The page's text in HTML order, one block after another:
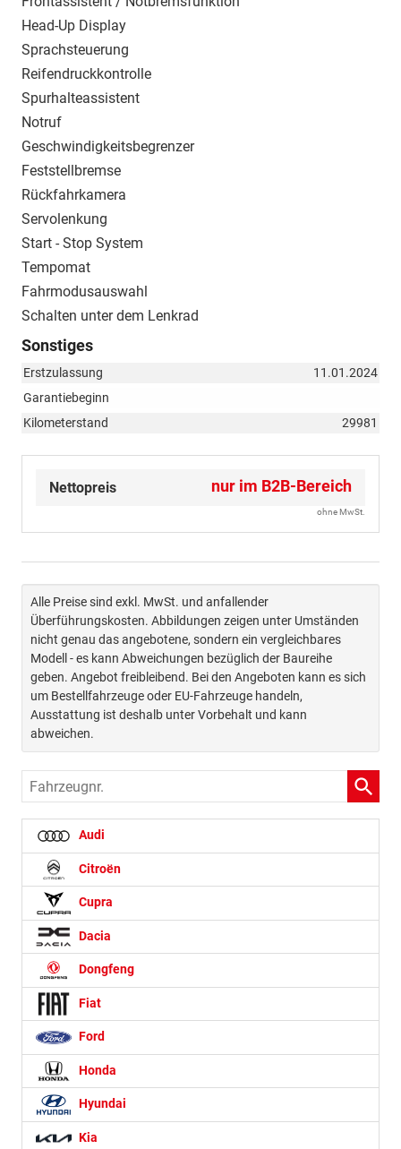
Head-Up Display
Sprachsteuerung
Reifendruckkontrolle
Spurhalteassistent
Notruf
Geschwindigkeitsbegrenzer
Feststellbremse
Rückfahrkamera
Servolenkung
Start - Stop System
Tempomat
Fahrmodusauswahl
Schalten unter dem Lenkrad
Sonstiges
Erstzulassung
11.01.2024
Garantiebeginn
Kilometerstand
29981
Nettopreis nur im B2B-Bereich
ohne MwSt.
Alle Preise sind exkl. MwSt. und anfallender
Überführungskosten. Abbildungen zeigen unter Umständen
nicht genau das angebotene, sondern ein vergleichbares
Modell - es kann Abweichungen bezüglich der Baureihe
geben. Angebot freibleibend. Bei den Angeboten kann es sich
um Bestellfahrzeuge oder EU-Fahrzeuge handeln,
Ausstattung ist deshalb unter Vorbehalt und kann
abweichen.
Fahrzeugnr.
Audi
Citroën
Cupra
Dacia
Dongfeng
Fiat
Ford
Honda
Hyundai
Kia